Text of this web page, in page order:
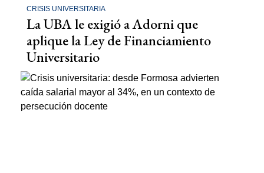
CRISIS UNIVERSITARIA
La UBA le exigió a Adorni que
aplique la Ley de Financiamiento
Universitario